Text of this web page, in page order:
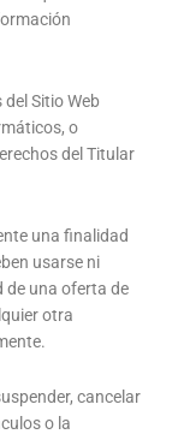
Sitio Web
o
del Titular
una finalidad
usarse ni
de una oferta de
otra
cancelar
o la